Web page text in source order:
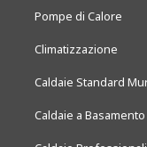
Pompe di Calore
Climatizzazione
Caldaie Standard
Caldaie a Basamento